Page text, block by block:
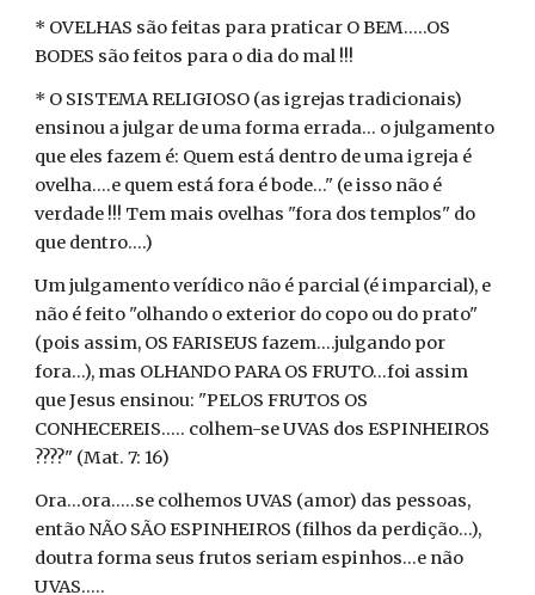
* OVELHAS são feitas para praticar O BEM.....OS
BODES são feitos para o dia do mal !!!
* O SISTEMA RELIGIOSO (as igrejas tradicionais)
ensinou a julgar de uma forma errada... o julgamento
que eles fazem é: Quem está dentro de uma igreja é
ovelha....e quem está fora é bode..." (e isso não é
verdade !!! Tem mais ovelhas "fora dos templos" do
que dentro....)
Um julgamento verídico não é parcial (é imparcial), e
não é feito "olhando o exterior do copo ou do prato"
(pois assim, OS FARISEUS fazem....julgando por
fora...), mas OLHANDO PARA OS FRUTO...foi assim
que Jesus ensinou: "PELOS FRUTOS OS
CONHECEREIS..... colhem-se UVAS dos ESPINHEIROS
????" (Mat. 7: 16)
Ora...ora.....se colhemos UVAS (amor) das pessoas,
então NÃO SÃO ESPINHEIROS (filhos da perdição...),
doutra forma seus frutos seriam espinhos...e não
UVAS.....